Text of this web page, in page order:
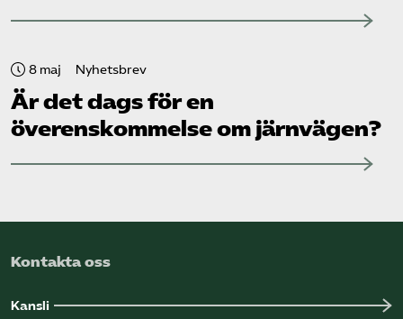
8 maj Nyhetsbrev
Är det dags för en
överenskommelse om järnvägen?
Kontakta oss
Kansli